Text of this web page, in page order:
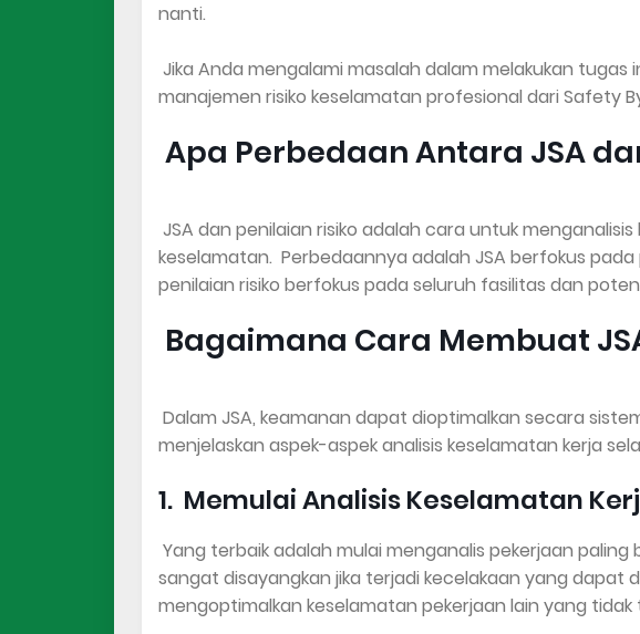
nanti.
Jika Anda mengalami masalah dalam melakukan tugas
manajemen risiko keselamatan profesional dari Safety
Apa Perbedaan Antara JSA
JSA dan penilaian risiko adalah cara untuk
keselamatan. Perbedaannya adalah JSA berfokus
penilaian risiko berfokus pada seluruh fasilitas dan
Bagaimana Cara Membuat
Dalam JSA, keamanan dapat dioptimalkan secara
menjelaskan aspek-aspek analisis keselamatan kerja
1. Memulai Analisis Keselamatan
Yang terbaik adalah mulai menganalis pekerjaan
sangat disayangkan jika terjadi kecelakaan yang dapat
mengoptimalkan keselamatan pekerjaan lain yang